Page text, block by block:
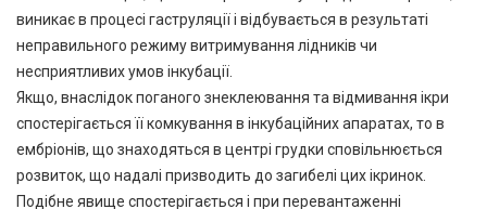
виникає в процесі гаструляції і відбувається в результаті
неправильного режиму витримування лідників чи
несприятливих умов інкубації.
Якщо, внаслідок поганого знеклеювання та відмивання ікри
спостерігається її комкування в інкубаційних апаратах, то в
ембріонів, що знаходяться в центрі грудки сповільнюється
розвиток, що надалі призводить до загибелі цих ікринок.
Подібне явище спостерігається і при перевантаженні